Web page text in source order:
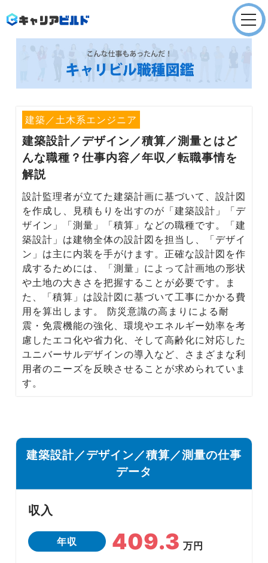
建築／土木系エンジニア
建築設計／デザイン／積算／測量とはど
んな職種？仕事内容／年収／転職事情を
解説
設計監理者が立てた建築計画に基づいて、設計図
を作成し、見積もりを出すのが「建築設計」「デ
ザイン」「測量」「積算」などの職種です。「建
築設計」は建物全体の設計図を担当し、「デザイ
ン」は主に内装を手がけます。正確な設計図を作
成するためには、「測量」によって計画地の形状
や土地の大きさを把握することが必要です。ま
た、「積算」は設計図に基づいて工事にかかる費
用を算出します。 防災意識の高まりによる耐
震・免震機能の強化、環境やエネルギー効率を考
慮したエコ化や省力化、そして高齢化に対応した
ユニバーサルデザインの導入など、さまざまな利
用者のニーズを反映させることが求められていま
す。
建築設計／デザイン／積算／測量の仕事
データ
収入
年収 409.3 万円
Company
就職/転職支援
Service
採用支援
採用情報
News
お知らせ
Media
転職メディア